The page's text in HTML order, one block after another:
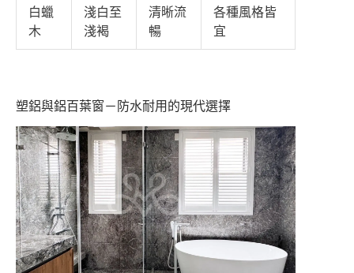
白蠟
木
淺白至
淺褐
清晰流
暢
各種風格皆
宜
塑鋁與鋁百葉窗－防水耐用的現代選擇